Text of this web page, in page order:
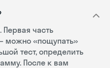
Первая часть
можно «пощупать»
тест, определить
После к вам